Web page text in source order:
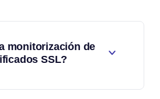
monitorización de
SSL?